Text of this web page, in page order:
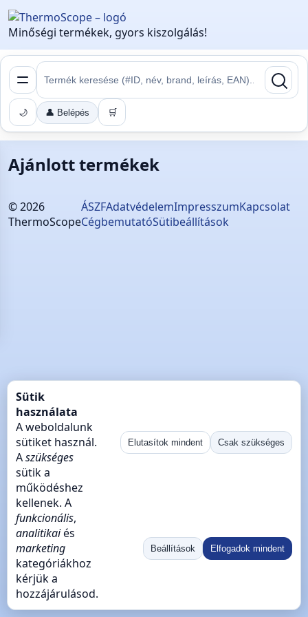
Minőségi termékek, gyors kiszolgálás!
🌙 👤 Belépés 🛒
Ajánlott termékek
©2026
ThermoScope
ÁSZFAdatvédelemImpresszumKapcsolat
CégbemutatóSütibeállítások
Sütik
használata
A weboldalunk
sütiket használ.
Aszükséges
sütik a
működéshez
kellenek. A
funkcionális,
analitikaiés
marketing
kategóriákhoz
kérjük a
hozzájárulásod.
Elutasítok mindent Csak szükséges
Beállítások Elfogadok mindent